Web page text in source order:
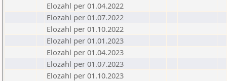
Elozahl per 01.04.2022
Elozahl per 01.07.2022
Elozahl per 01.10.2022
Elozahl per 01.01.2023
Elozahl per 01.04.2023
Elozahl per 01.07.2023
Elozahl per 01.10.2023